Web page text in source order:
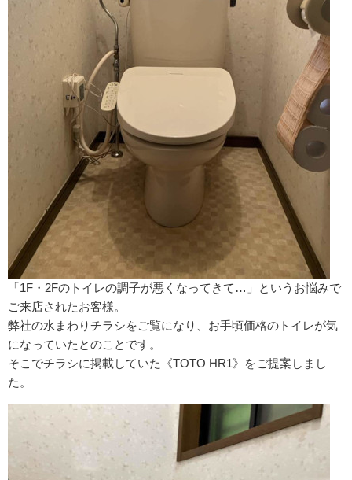
「1F・2Fのトイレの調子が悪くなってきて…」というお悩みで
ご来店されたお客様。
弊社の水まわりチラシをご覧になり、お手頃価格のトイレが気
になっていたとのことです。
そこでチラシに掲載していた《TOTO HR1》をご提案しまし
た。